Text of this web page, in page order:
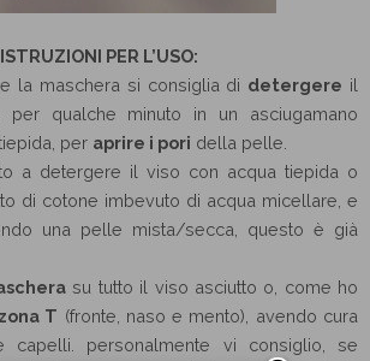
ISTRUZIONI PER L’USO:
la maschera si consiglia di detergere il
qualche minuto in un asciugamano
per aprire i pori della pelle.
a detergere il viso con acqua tiepida o
di cotone imbevuto di acqua micellare, e
una pelle mista/secca, questo è già
su tutto il viso asciutto o, come ho
zona T (fronte, naso e mento), avendo cura
capelli. personalmente vi consiglio, se